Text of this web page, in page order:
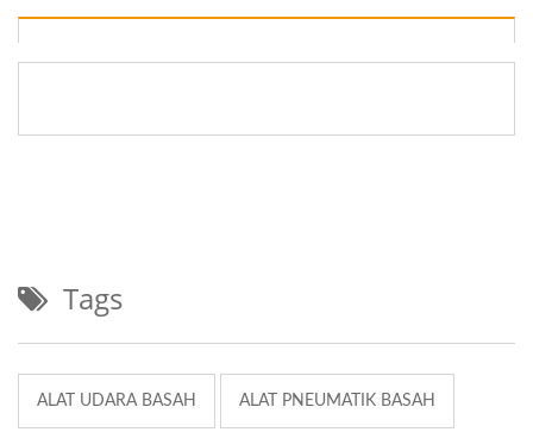
Tags
ALAT UDARA BASAH ALAT PNEUMATIK BASAH